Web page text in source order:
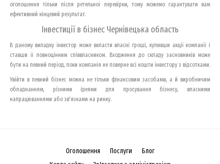
оголошення тільки після ретельної перевірки, тому можемо гарантувати вам
ефективний кінцевий результат.
Інвестиції в бізнес Чернівецька область
В даному випадку інвестор може вкласти власні гроші, купивши акції компанії і
ставши її повноцінним співвласником. Входження до складу засновників може
бути на певний період, поки компанія не поверне всі кошти інвестору з відсотками.
Увійти в певний бізнес можна не тільки фінансовим засобами, а й виробничим
обладнанням, різними ідеями для просування бізнесу, власними
напрацюваннями або зв'язками на ринку.
Оголошення Послуги
Блог